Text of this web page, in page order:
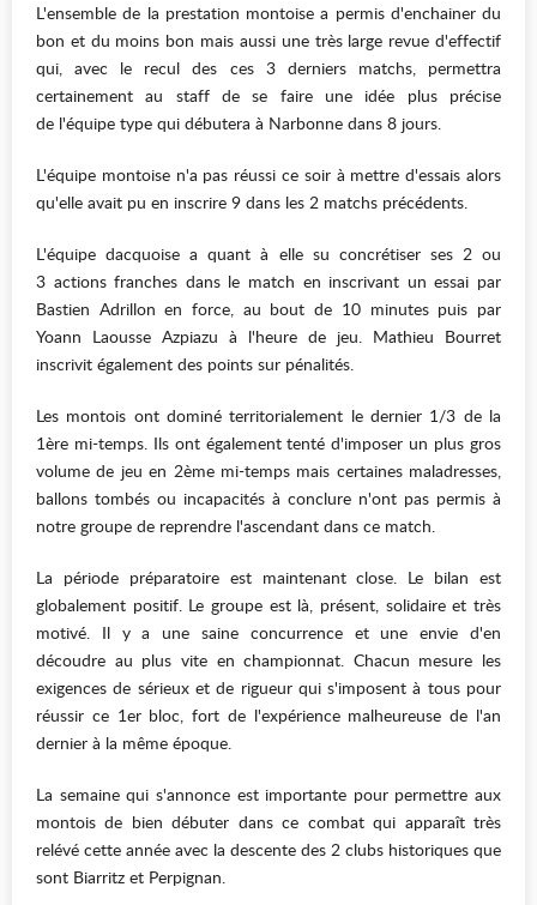
L'ensemble de la prestation montoise a permis d'enchainer du
bon et du moins bon mais aussi une très large revue d'effectif
qui, avec le recul des ces 3 derniers matchs, permettra
certainement au staff de se faire une idée plus précise
de l'équipe type qui débutera à Narbonne dans 8 jours.
L'équipe montoise n'a pas réussi ce soir à mettre d'essais alors
qu'elle avait pu en inscrire 9 dans les 2 matchs précédents.
L'équipe dacquoise a quant à elle su concrétiser ses 2 ou
3 actions franches dans le match en inscrivant un essai par
Bastien Adrillon en force, au bout de 10 minutes puis par
Yoann Laousse Azpiazu à l'heure de jeu. Mathieu Bourret
inscrivit également des points sur pénalités.
Les montois ont dominé territorialement le dernier 1/3 de la
1ère mi-temps. Ils ont également tenté d'imposer un plus gros
volume de jeu en 2ème mi-temps mais certaines maladresses,
ballons tombés ou incapacités à conclure n'ont pas permis à
notre groupe de reprendre l'ascendant dans ce match.
La période préparatoire est maintenant close. Le bilan est
globalement positif. Le groupe est là, présent, solidaire et très
motivé. Il y a une saine concurrence et une envie d'en
découdre au plus vite en championnat. Chacun mesure les
exigences de sérieux et de rigueur qui s'imposent à tous pour
réussir ce 1er bloc, fort de l'expérience malheureuse de l'an
dernier à la même époque.
La semaine qui s'annonce est importante pour permettre aux
montois de bien débuter dans ce combat qui apparaît très
relévé cette année avec la descente des 2 clubs historiques que
sont Biarritz et Perpignan.